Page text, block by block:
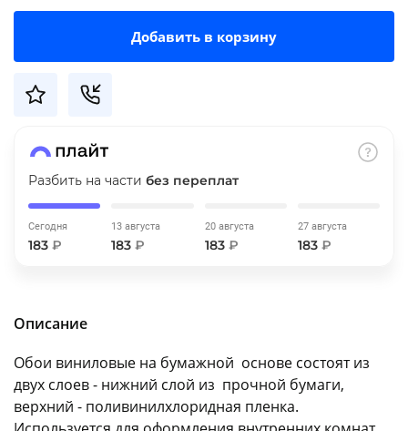
Добавить в корзину
Разбить на части без переплат
Сегодня
183 ₽
13 августа
183₽
20 августа
183 ₽
27 августа
183 ₽
Описание
Обои виниловые на бумажной основе состоят из
двух слоев - нижний слой из прочной бумаги,
верхний - поливинилхлоридная пленка.
об оплате Плайтом
раз в 2
plait.ru